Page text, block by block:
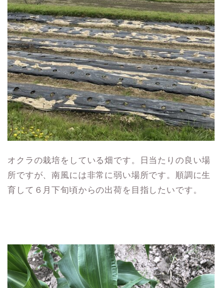
オクラの栽培をしている畑です。日当たりの良い場
所ですが、南風には非常に弱い場所です。順調に生
育して６月下旬頃からの出荷を目指したいです。